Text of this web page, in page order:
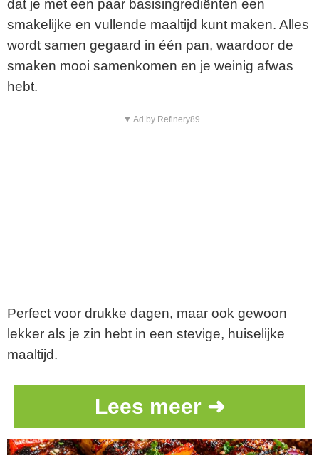
dat je met een paar basisingrediënten een
smakelijke en vullende maaltijd kunt maken. Alles
wordt samen gegaard in één pan, waardoor de
smaken mooi samenkomen en je weinig afwas
hebt.
▼ Ad by Refinery89
Perfect voor drukke dagen, maar ook gewoon
lekker als je zin hebt in een stevige, huiselijke
maaltijd.
Lees meer ➜